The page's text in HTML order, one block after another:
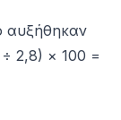
αυξήθηκαν
2,8) × 100 =